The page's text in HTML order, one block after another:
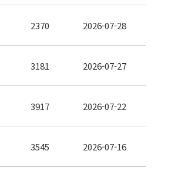
2370 2026-07-28
3181 2026-07-27
3917 2026-07-22
3545 2026-07-16